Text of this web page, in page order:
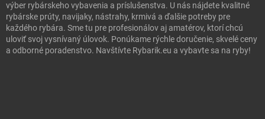
výber rybárskeho vybavenia a príslušenstva. U nás nájdete kvalitné
rybárske prúty, navijaky, nástrahy, krmivá a ďalšie potreby pre
každého rybára. Sme tu pre profesionálov aj amatérov, ktorí chcú
uloviť svoj vysnívaný úlovok. Ponúkame rýchle doručenie, skvelé ceny
a odborné poradenstvo. Navštívte Rybarik.eu a vybavte sa na ryby!